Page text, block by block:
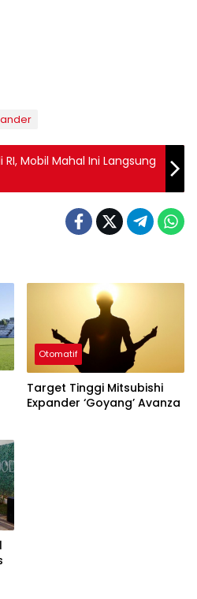
Mobil Mahal Ini Langsung
Otomatif
Target Tinggi Mitsubishi
Expander ‘Goyang’ Avanza